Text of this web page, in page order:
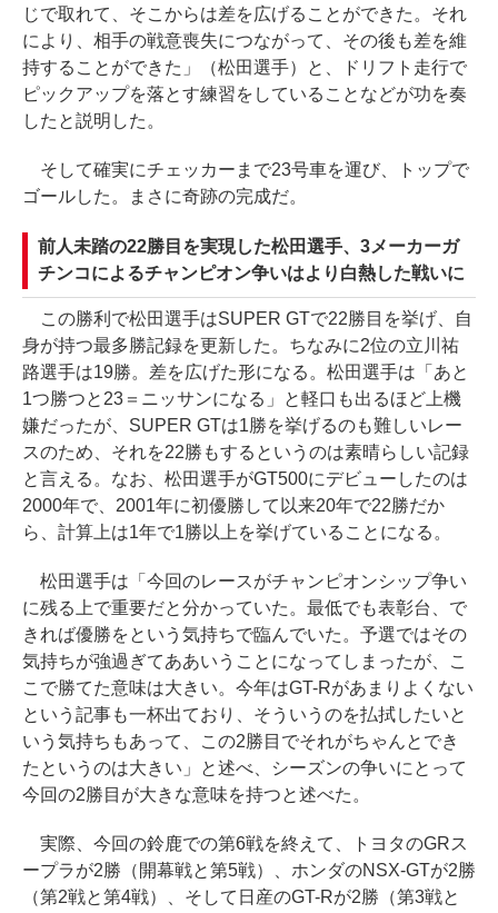
じで取れて、そこからは差を広げることができた。それ
により、相手の戦意喪失につながって、その後も差を維
持することができた」（松田選手）と、ドリフト走行で
ピックアップを落とす練習をしていることなどが功を奏
したと説明した。
そして確実にチェッカーまで23号車を運び、トップで
ゴールした。まさに奇跡の完成だ。
前人未踏の22勝目を実現した松田選手、3メーカーガ
チンコによるチャンピオン争いはより白熱した戦いに
この勝利で松田選手はSUPER GTで22勝目を挙げ、自
身が持つ最多勝記録を更新した。ちなみに2位の立川祐
路選手は19勝。差を広げた形になる。松田選手は「あと
1つ勝つと23＝ニッサンになる」と軽口も出るほど上機
嫌だったが、SUPER GTは1勝を挙げるのも難しいレー
スのため、それを22勝もするというのは素晴らしい記録
と言える。なお、松田選手がGT500にデビューしたのは
2000年で、2001年に初優勝して以来20年で22勝だか
ら、計算上は1年で1勝以上を挙げていることになる。
松田選手は「今回のレースがチャンピオンシップ争い
に残る上で重要だと分かっていた。最低でも表彰台、で
きれば優勝をという気持ちで臨んでいた。予選ではその
気持ちが強過ぎてああいうことになってしまったが、こ
こで勝てた意味は大きい。今年はGT-Rがあまりよくない
という記事も一杯出ており、そういうのを払拭したいと
いう気持ちもあって、この2勝目でそれがちゃんとでき
たというのは大きい」と述べ、シーズンの争いにとって
今回の2勝目が大きな意味を持つと述べた。
実際、今回の鈴鹿での第6戦を終えて、トヨタのGRス
ープラが2勝（開幕戦と第5戦）、ホンダのNSX-GTが2勝
（第2戦と第4戦）、そして日産のGT-Rが2勝（第3戦と